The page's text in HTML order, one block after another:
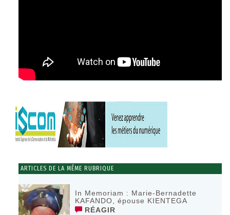
ARTICLES DE LA MÊME RUBRIQUE
In Memoriam : Marie-Bernadette
KAFANDO, épouse KIENTEGA
RÉAGIR